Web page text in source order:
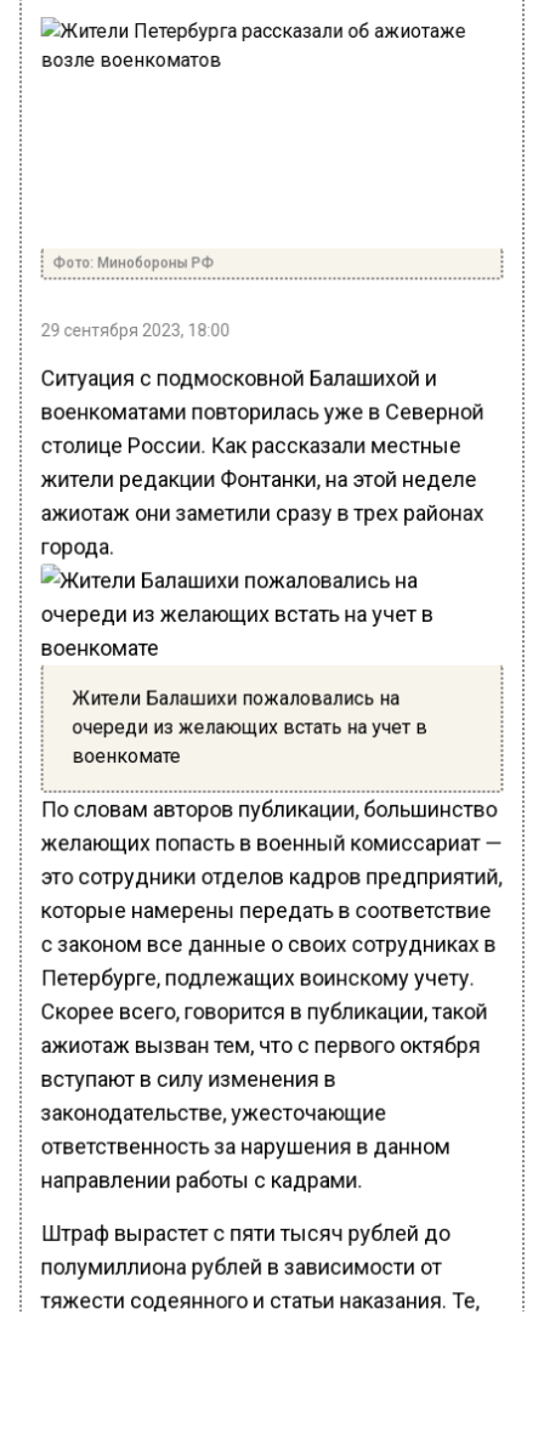
Фото: Минобороны РФ
29 сентября 2023, 18:00
Ситуация с подмосковной Балашихой и
военкоматами повторилась уже в Северной
столице России. Как рассказали местные
жители редакции Фонтанки, на этой неделе
ажиотаж они заметили сразу в трех районах
города.
Жители Балашихи пожаловались на
очереди из желающих встать на учет в
военкомате
По словам авторов публикации, большинство
желающих попасть в военный комиссариат —
это сотрудники отделов кадров предприятий,
которые намерены передать в соответствие
с законом все данные о своих сотрудниках в
Петербурге, подлежащих воинскому учету.
Скорее всего, говорится в публикации, такой
ажиотаж вызван тем, что с первого октября
вступают в силу изменения в
законодательстве, ужесточающие
ответственность за нарушения в данном
направлении работы с кадрами.
Штраф вырастет с пяти тысяч рублей до
полумиллиона рублей в зависимости от
тяжести содеянного и статьи наказания. Те,